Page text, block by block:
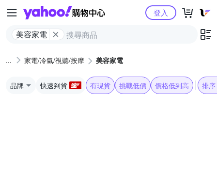
Yahoo購物中心
美容家電
登入
家電/冷氣/視聽/按摩 美容家電
品牌 快速到貨 有現貨 挑戰低價 價格低到高 排序